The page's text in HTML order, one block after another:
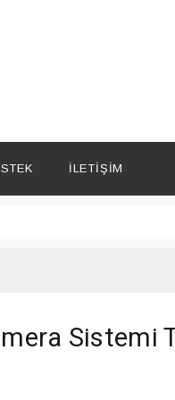
İLETIŞIM
Sistemi